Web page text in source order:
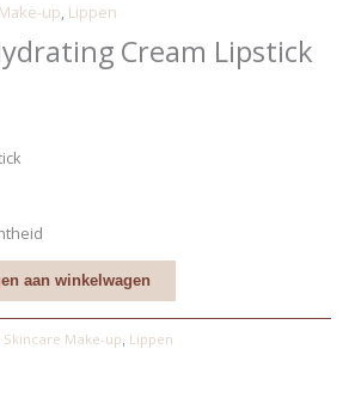
up, Lippen
Cream Lipstick
aan winkelwagen
Skincare Make-up Lippen